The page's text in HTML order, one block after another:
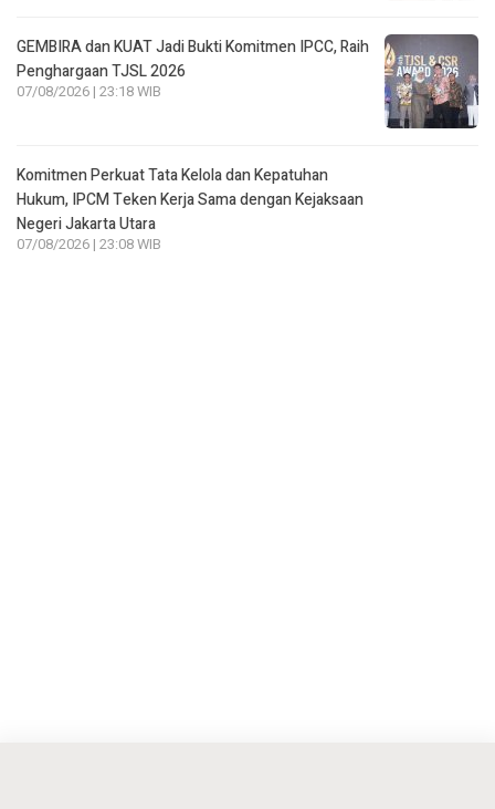
GEMBIRA dan KUAT Jadi Bukti Komitmen IPCC, Raih
Penghargaan TJSL 2026
07/08/2026 | 23:18 WIB
Komitmen Perkuat Tata Kelola dan Kepatuhan
Hukum, IPCM Teken Kerja Sama dengan Kejaksaan
Negeri Jakarta Utara
07/08/2026 | 23:08 WIB